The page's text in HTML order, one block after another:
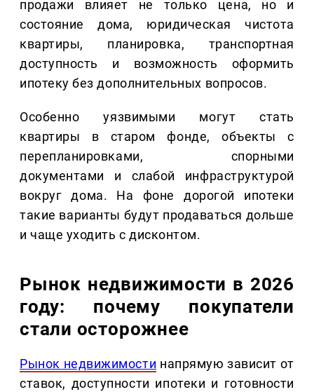
продажи влияет не только цена, но и
состояние дома, юридическая чистота
квартиры, планировка, транспортная
доступность и возможность оформить
ипотеку без дополнительных вопросов.
Особенно уязвимыми могут стать
квартиры в старом фонде, объекты с
перепланировками, спорными
документами и слабой инфраструктурой
вокруг дома. На фоне дорогой ипотеки
такие варианты будут продаваться дольше
и чаще уходить с дисконтом.
Рынок недвижимости в 2026
году: почему покупатели
стали осторожнее
Рынок недвижимости напрямую зависит от
ставок, доступности ипотеки и готовности